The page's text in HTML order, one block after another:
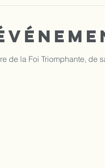
de la Foi Triomphante, de